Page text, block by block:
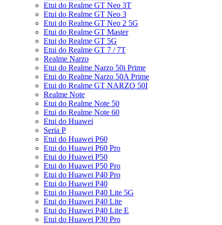
Etui do Realme GT Neo 3T
Etui do Realme GT Neo 3
Etui do Realme GT Neo 2 5G
Etui do Realme GT Master
Etui do Realme GT 5G
Etui do Realme GT 7 / 7T
Realme Narzo
Etui do Realme Narzo 50i Prime
Etui do Realme Narzo 50A Prime
Etui do Realme GT NARZO 50I
Realme Note
Etui do Realme Note 50
Etui do Realme Note 60
Etui do Huawei
Seria P
Etui do Huawei P60
Etui do Huawei P60 Pro
Etui do Huawei P50
Etui do Huawei P50 Pro
Etui do Huawei P40 Pro
Etui do Huawei P40
Etui do Huawei P40 Lite 5G
Etui do Huawei P40 Lite
Etui do Huawei P40 Lite E
Etui do Huawei P30 Pro